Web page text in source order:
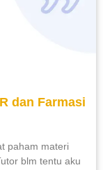
dan Farmasi
paham materi
blm tentu aku